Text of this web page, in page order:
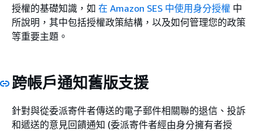
授權的基礎知識，如 在 Amazon SES 中使用身分授權 中
所說明，其中包括授權政策結構，以及如何管理您的政策
等重要主題。
跨帳戶通知舊版支援
針對與從委派寄件者傳送的電子郵件相關聯的退信、投訴
和遞送的意見回饋通知 (委派寄件者經由身分擁有者授